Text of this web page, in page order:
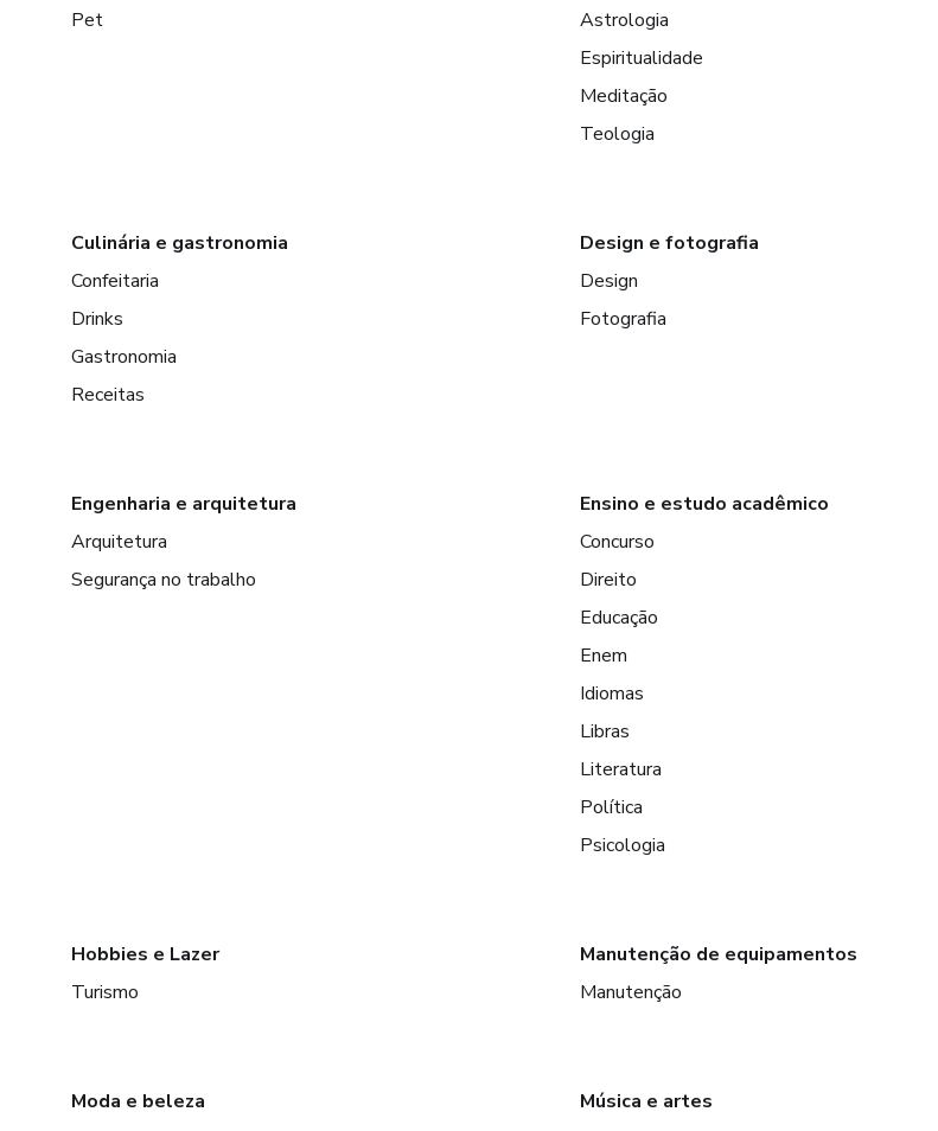
Pet
Astrologia
Espiritualidade
Meditação
Teologia
Culinária e gastronomia
Confeitaria
Drinks
Gastronomia
Receitas
Design e fotografia
Design
Fotografia
Engenharia e arquitetura
Arquitetura
Segurança no trabalho
Ensino e estudo acadêmico
Concurso
Direito
Educação
Enem
Idiomas
Libras
Literatura
Política
Psicologia
Hobbies e Lazer
Turismo
Manutenção de equipamentos
Manutenção
Moda e beleza
Música e artes